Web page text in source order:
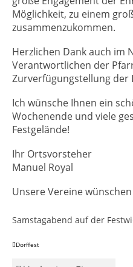
Möglichkeit, zu einem
zusammenzukommen.
Herzlichen Dank auch im
Verantwortlichen der
Zurverfügungstellung der
Ich wünsche Ihnen ein
Wochenende und viele
Festgelände!
Ihr Ortsvorsteher
Manuel Royal
Unsere Vereine
Samstagabend auf der
Dorffest